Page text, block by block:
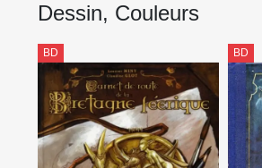
Dessin, Couleurs
BD BD